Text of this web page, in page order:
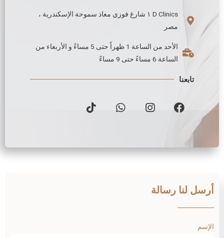
D Clinics ١ شارغ فوزي معاذ سموحة الإسكندرية ،
مصر
الأحد من الساعة 1 ظهراً حتى 5 مساءً و الأربعاء من
الساعة 6 مساءً حتى 9 مساءً
تابعنا
أرسل لنا رسالة
الإسم